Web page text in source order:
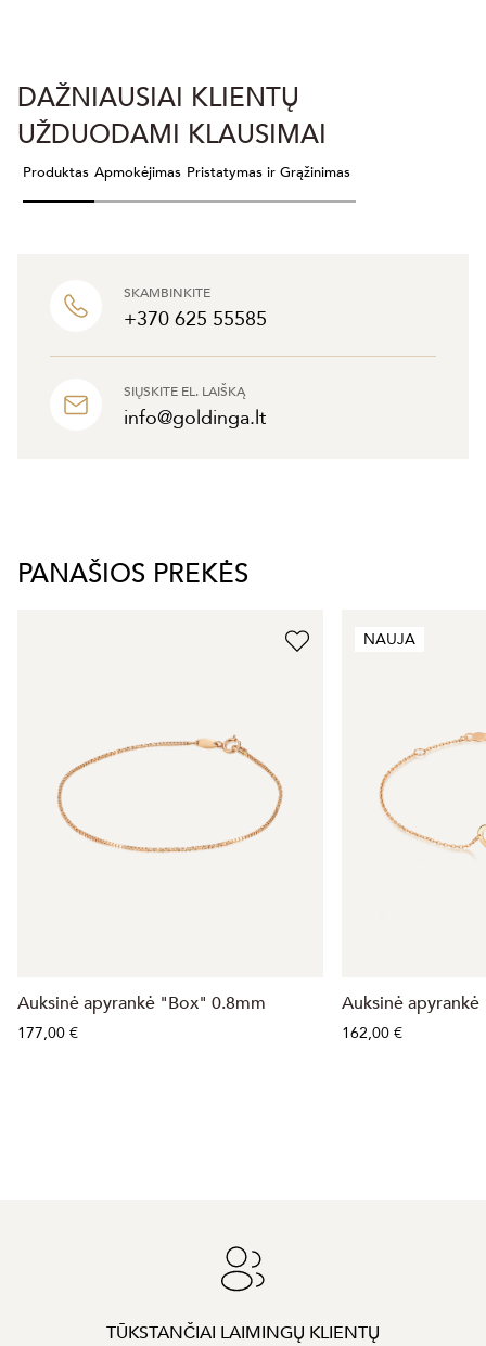
SKAMBINKITE
+370 625 55585
SIŲSKITE EL. LAIŠKĄ
info@goldinga.lt
DAŽNIAUSIAI KLIENTŲ
UŽDUODAMI KLAUSIMAI
Produktas Apmokėjimas Pristatymas ir Grąžinimas
PANAŠIOS PREKĖS
Auksinė apyrankė "Box" 0.8mm
177,00 €
NAUJA
Auksinė apyrankė
162,00 €
TŪKSTANČIAI LAIMINGŲ KLIENTŲ